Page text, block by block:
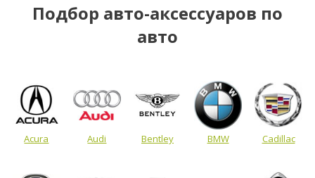
Подбор авто-аксессуаров по
авто
Acura Audi Bentley BMW Cadillac